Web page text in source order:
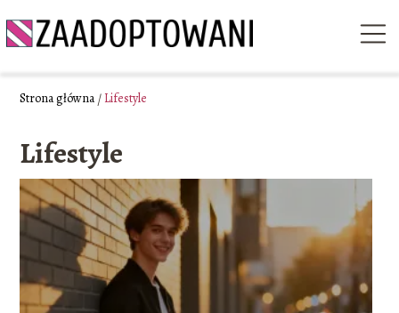
Strona główna/ Lifestyle
Lifestyle